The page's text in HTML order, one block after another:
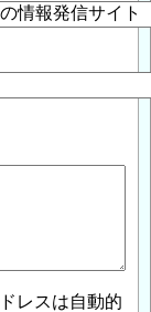
レスは自動的